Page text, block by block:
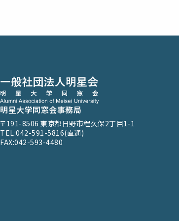
明星大学同窓会事務局
〒191-8506 東京都日野市程久保2丁目1-1
TEL:042-591-5816(直通)
FAX:042-593-4480